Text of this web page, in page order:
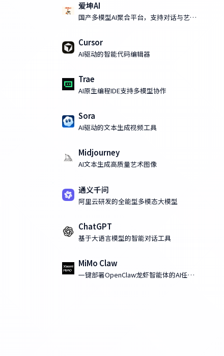
爱坤AI
国产多模型AI聚合平台，支持对话与艺术
Cursor
AI驱动的智能代码编辑器
Trae
AI原生编程IDE支持多模型协作
Sora
AI驱动的文本生成视频工具
Midjourney
AI文本生成高质量艺术图像
通义千问
阿里云研发的全能型多模态大模型
ChatGPT
基于大语言模型的智能对话工具
MiMo Claw
一键部署OpenClaw龙虾智能体的AI任务